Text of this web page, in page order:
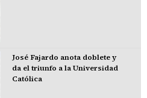
José Fajardo anota doblete y
da el triunfo a la Universidad
Católica